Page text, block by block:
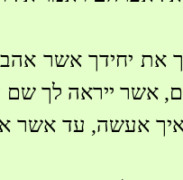
את יחידך אשר
אשר ייראה לך שם
אעשה, עד אשר